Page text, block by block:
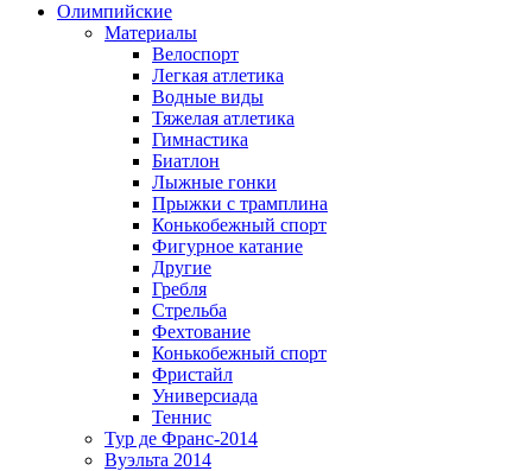
Олимпийские
Материалы
Велоспорт
Легкая атлетика
Водные виды
Тяжелая атлетика
Гимнастика
Биатлон
Лыжные гонки
Прыжки с трамплина
Конькобежный спорт
Фигурное катание
Другие
Гребля
Стрельба
Фехтование
Конькобежный спорт
Фристайл
Универсиада
Теннис
Тур де Франс-2014
Вуэльта 2014